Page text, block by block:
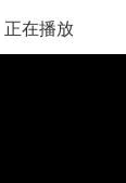
正在播放